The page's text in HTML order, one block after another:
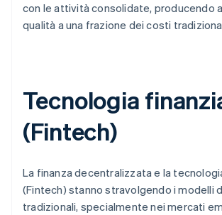
con le attività consolidate, producendo
qualità a una frazione dei costi
Tecnologia
(Fintech)
La finanza decentralizzata e la
(Fintech) stanno stravolgendo i modelli
tradizionali, specialmente nei mercati